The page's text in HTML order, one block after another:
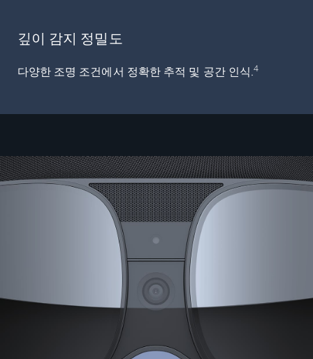
깊이 감지 정밀도
다양한 조명 조건에서 정확한 추적 및 공간 인식.4